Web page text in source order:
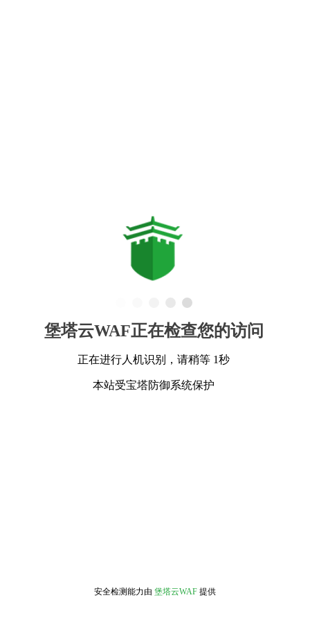
堡塔云WAF正在检查您的访问
正在进行人机识别，请稍等 1秒
本站受宝塔防御系统保护
安全检测能力由 堡塔云WAF 提供